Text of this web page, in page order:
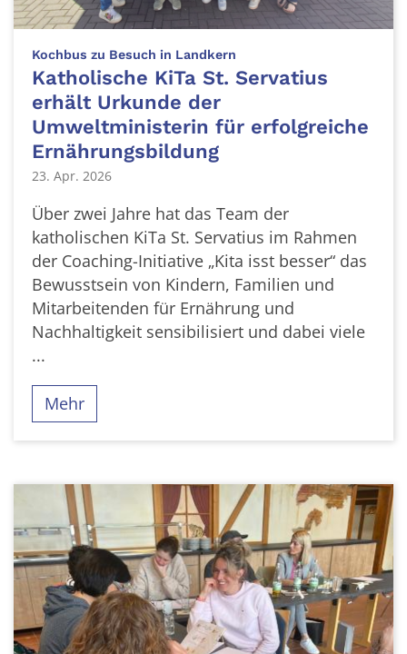
Kochbus zu Besuch in Landkern
Katholische KiTa St. Servatius
erhält Urkunde der
Umweltministerin für erfolgreiche
Ernährungsbildung
23. Apr. 2026
Über zwei Jahre hat das Team der
katholischen KiTa St. Servatius im Rahmen
der Coaching-Initiative „Kita isst besser“ das
Bewusstsein von Kindern, Familien und
Mitarbeitenden für Ernährung und
Nachhaltigkeit sensibilisiert und dabei viele
...
Mehr